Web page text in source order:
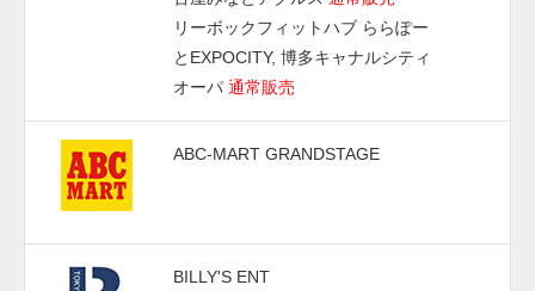
リーボックフィットハブ ららぽー
とEXPOCITY, 博多キャナルシティ
オーパ 通常販売
ABC-MART GRANDSTAGE
BILLY'S ENT